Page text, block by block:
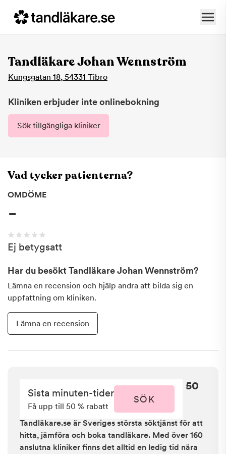
Tandläkare Johan Wennström
Kungsgatan 18, 54331 Tibro
Kliniken erbjuder inte onlinebokning
Sök tillgängliga kliniker
Vad tycker patienterna?
OMDÖME
-
Ej betygsatt
Har du besöktTandläkare Johan Wennström?
Lämna en recension och hjälp andra att bilda sig en
uppfattning om kliniken.
Lämna en recension
Sista minuten i Tibro - få upp till 50
% rabatt
Tandläkare.se är Sveriges största söktjänst för att
hitta, jämföra och boka tandläkare. Med över 160
anslutna kliniker finns det alltid en ledig tid nära
Sista minuten-tider
Få upp till 50 % rabatt
SÖK